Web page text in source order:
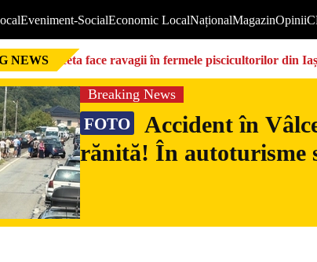
Eveniment-SocialEconomic LocalNaționalMagazinOpinii
NEWS Seceta face ravagii în fermele piscicultorilor din
foarte mari”
Breaking News
FOTO
Accident în
rănită! În autoturisme